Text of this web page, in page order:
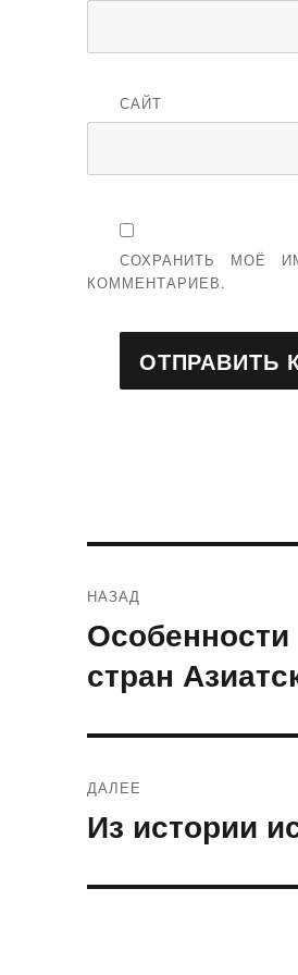
САЙТ
СОХРАНИТЬ МОЁ
КОММЕНТАРИЕВ.
по
записям
НАЗАД
Предыдущая
запись:
стран
ДАЛЕЕ
Следующая
Из истории